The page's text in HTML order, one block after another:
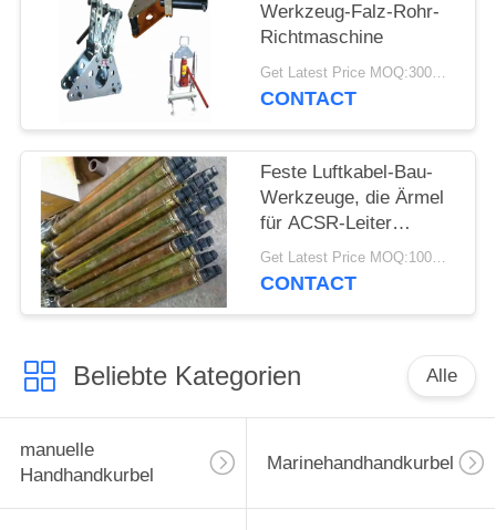
Werkzeug-Falz-Rohr-
Richtmaschine
Get Latest Price MOQ:300PCS
CONTACT
Feste Luftkabel-Bau-
Werkzeuge, die Ärmel
für ACSR-Leiter
verstärken
Get Latest Price MOQ:100PCS
CONTACT
Beliebte Kategorien Alle
manuelle
Handhandkurbel
Marinehandhandkurbel